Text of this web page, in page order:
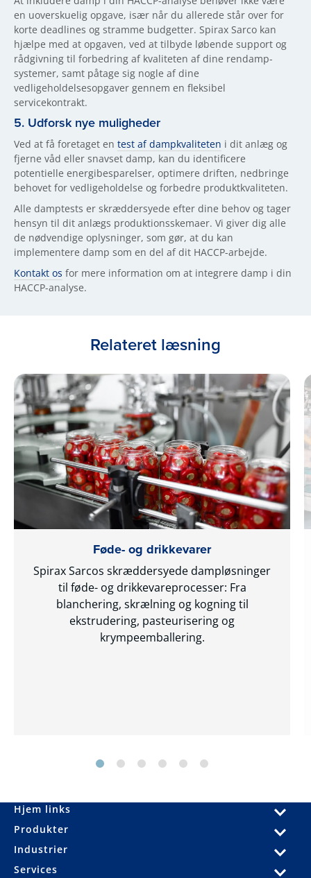
en uoverskuelig opgave, især når du allerede står over for
korte deadlines og stramme budgetter. Spirax Sarco kan
hjælpe med at opgaven, ved at tilbyde løbende support og
rådgivning til forbedring af kvaliteten af dine rendamp-
systemer, samt påtage sig nogle af dine
vedligeholdelsesopgaver gennem en fleksibel
servicekontrakt.
5. Udforsk nye muligheder
Ved at få foretaget en test af dampkvaliteten i dit anlæg og
fjerne våd eller snavset damp, kan du identificere
potentielle energibesparelser, optimere driften, nedbringe
behovet for vedligeholdelse og forbedre produktkvaliteten.
Alle damptests er skræddersyede efter dine behov og tager
hensyn til dit anlægs produktionsskemaer. Vi giver dig alle
de nødvendige oplysninger, som gør, at du kan
implementere damp som en del af dit HACCP-arbejde.
Kontakt os for mere information om at integrere damp i din
HACCP-analyse.
Relateret læsning
Føde- og drikkevarer
Spirax Sarcos skræddersyede dampløsninger
til føde- og drikkevareprocesser: Fra
blanchering, skrælning og kogning til
ekstrudering, pasteurisering og
krympeemballering.
Hjem links
Produkter
Industrier
Services